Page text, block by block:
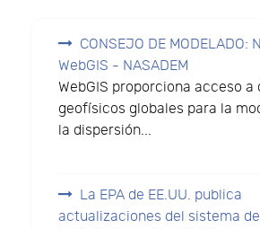
CONSEJO DE MODELADO:
WebGIS - NASADEM
WebGIS proporciona acceso a
geofísicos globales para la
la dispersión...
La EPA de EE.UU. publica
actualizaciones del sistema